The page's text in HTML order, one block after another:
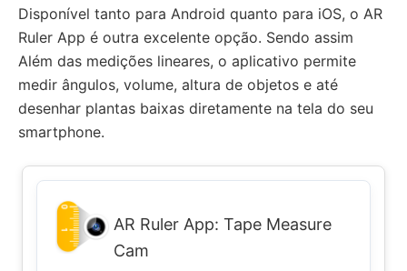
Disponível tanto para Android quanto para iOS, o AR
Ruler App é outra excelente opção. Sendo assim
Além das medições lineares, o aplicativo permite
medir ângulos, volume, altura de objetos e até
desenhar plantas baixas diretamente na tela do seu
smartphone.
AR Ruler App: Tape Measure
Cam